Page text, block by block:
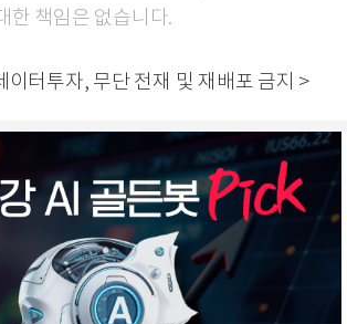
한 책임은 없습니다.
터투자, 무단 전재 및 재배포 금지 >